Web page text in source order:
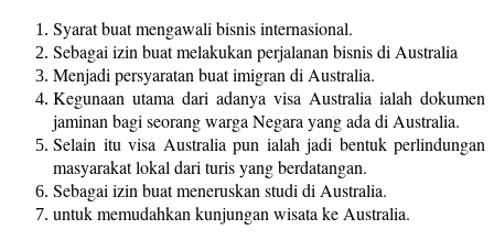
Syarat buat mengawali bisnis internasional.
Sebagai izin buat melakukan perjalanan bisnis di Australia
Menjadi persyaratan buat imigran di Australia.
Kegunaan utama dari adanya visa Australia ialah dokumen
jaminan bagi seorang warga Negara yang ada di Australia.
Selain itu visa Australia pun ialah jadi bentuk perlindungan
masyarakat lokal dari turis yang berdatangan.
Sebagai izin buat meneruskan studi di Australia.
untuk memudahkan kunjungan wisata ke Australia.